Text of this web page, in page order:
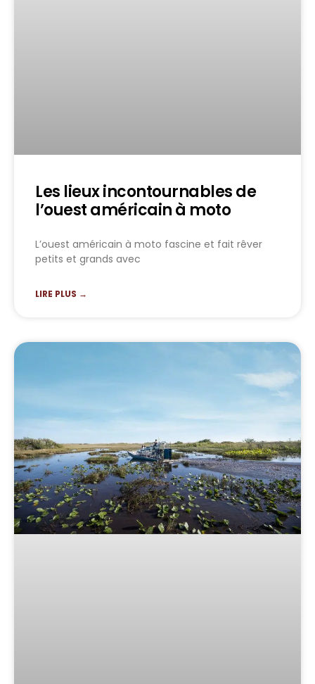
Les lieux incontournables de
l’ouest américain à moto
L’ouest américain à moto fascine et fait rêver
petits et grands avec
LIRE PLUS →